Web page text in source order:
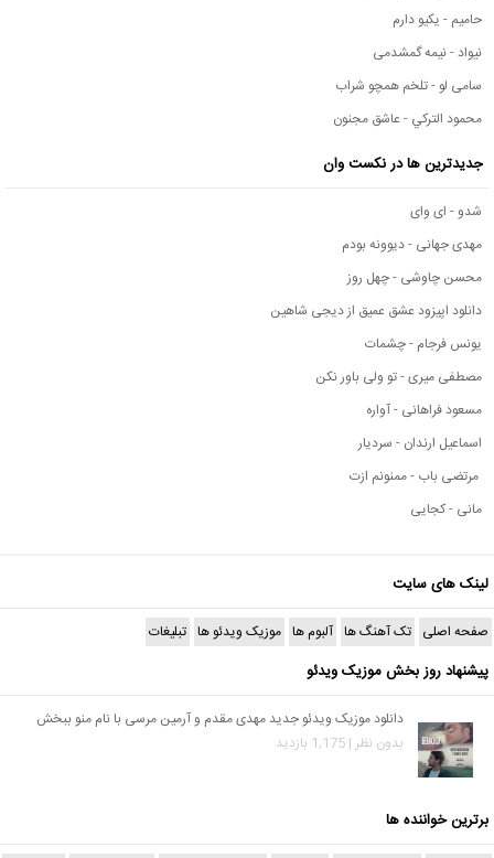
حامیم - یکیو دارم
نیواد - نیمه گمشدمی
سامی لو - تلخم همچو شراب
محمود التركي - عاشق مجنون
جدیدترین ها در نکست وان
شدو - ای وای
مهدی جهانی - دیوونه بودم
محسن چاوشی - چهل روز
دانلود اپیزود عشق عمیق از دیجی شاهین
یونس فرجام - چشمات
مصطفی میری - تو ولی باور نکن
مسعود فراهانی - آواره
اسماعیل ارندان - سردیار
مرتضی باب - ممنونم ازت
مانی - کجایی
لینک های سایت
صفحه اصلی تک آهنگ ها آلبوم ها موزیک ویدئو ها تبلیغات
پیشنهاد روز بخش موزیک ویدئو
دانلود موزیک ویدئو جدید مهدی مقدم و آرمین مرسی با نام منو ببخش
بدون نظر | 1,175 بازدید
برترین خواننده ها